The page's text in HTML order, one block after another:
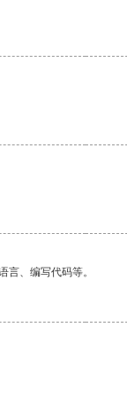
言、编写代码等。